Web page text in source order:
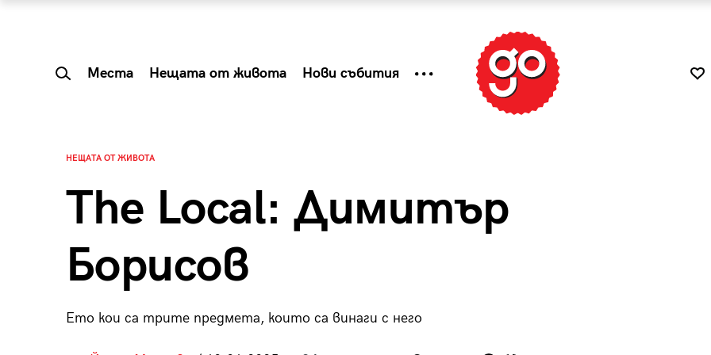
Места Нещата от живота Нови събития
НЕЩАТА ОТ ЖИВОТА
The Local: Димитър
Борисов
Ето кои са трите предмета, които са винаги с него
Summer Prelude: как